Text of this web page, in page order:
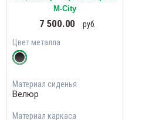
М-City
7 500.00
руб.
Цвет металла
Материал сиденья
Велюр
Материал каркаса